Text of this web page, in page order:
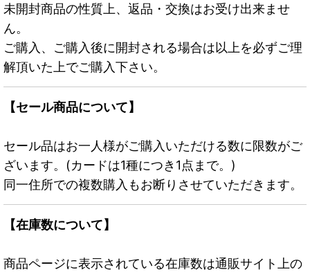
未開封商品の性質上、返品・交換はお受け出来ませ
ん。
ご購入、ご購入後に開封される場合は以上を必ずご理
解頂いた上でご購入下さい。
【セール商品について】
セール品はお一人様がご購入いただける数に限数がご
ざいます。(カードは1種につき1点まで。)
同一住所での複数購入もお断りさせていただきます。
【在庫数について】
商品ページに表示されている在庫数は通販サイト上の